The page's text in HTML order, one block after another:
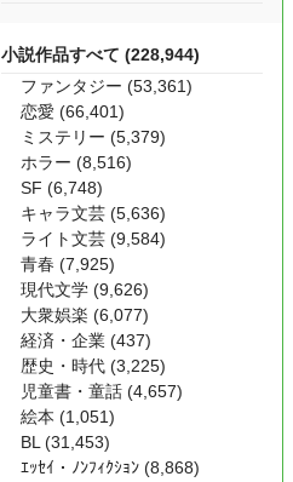
小説作品すべて (228,944)
ファンタジー (53,361)
恋愛 (66,401)
ミステリー (5,379)
ホラー (8,516)
SF (6,748)
キャラ文芸 (5,636)
ライト文芸 (9,584)
青春 (7,925)
現代文学 (9,626)
大衆娯楽 (6,077)
経済・企業 (437)
歴史・時代 (3,225)
児童書・童話 (4,657)
絵本 (1,051)
BL (31,453)
ｴｯｾｲ・ﾉﾝﾌｨｸｼｮﾝ (8,868)